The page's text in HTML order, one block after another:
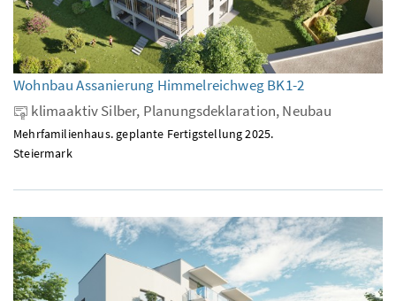
Wohnbau Assanierung Himmelreichweg BK1-2
klimaaktiv Silber, Planungsdeklaration, Neubau
Mehrfamilienhaus. geplante Fertigstellung 2025.
Steiermark